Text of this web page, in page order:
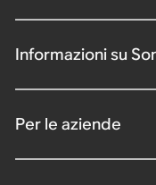
Informazioni su
Per le aziende